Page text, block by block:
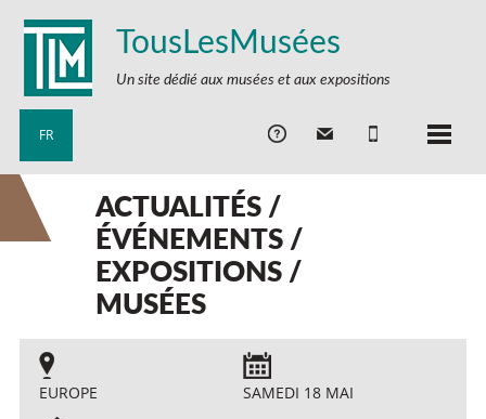
TousLesMusées
Un site dédié aux musées et aux expositions
FR
ACTUALITÉS /
ÉVÉNEMENTS /
EXPOSITIONS /
MUSÉES
EUROPE SAMEDI 18 MAI